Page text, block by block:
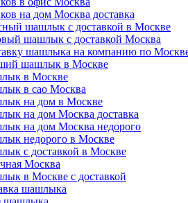
на дом Москва доставка
шашлык с доставкой в Москве
шашлык с доставкой Москва
шашлыка на компанию по
шашлык в Москве
в Москве
в сао Москва
на дом в Москве
на дом Москва доставка
на дом Москва недорого
недорого в Москве
с доставкой в Москве
Москва
в Москве с доставкой
шашлыка